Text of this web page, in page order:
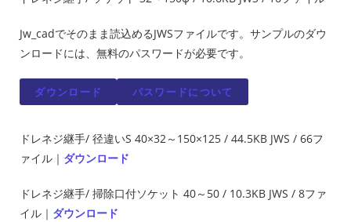
Jw_cadでそのまま読込めるJWSファイルです。サンプルのダウ
ンロードには、無料のパスワードが必要です。
ダウンロード パスワードについて
ドレネジ継手/ 径違いS 40×32～150×125 / 44.5KB JWS / 66フ
ァイル｜ ダウンロード
ドレネジ継手/ 掃除口付ソケット 40～50 / 10.3KB JWS / 8ファ
イル｜ ダウンロード